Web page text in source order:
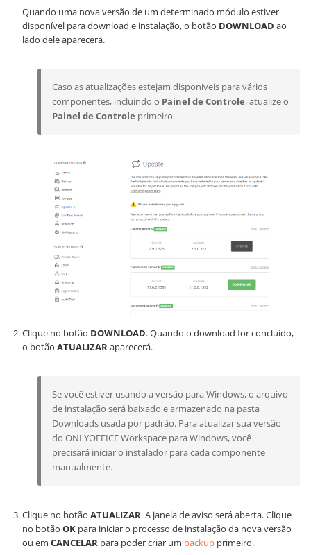
Quando uma nova versão de um determinado módulo estiver
disponível para download e instalação, o botão DOWNLOAD ao
lado dele aparecerá.
Caso as atualizações estejam disponíveis para vários
componentes, incluindo o Painel de Controle, atualize o
Painel de Controle primeiro.
Clique no botão DOWNLOAD. Quando o download for concluído,
o botão ATUALIZARaparecerá.
Se você estiver usando a versão para Windows, o arquivo
de instalação será baixado e armazenado na pasta
Downloads usada por padrão. Para atualizar sua versão
do ONLYOFFICE Workspace para Windows, você
precisará iniciar o instalador para cada componente
manualmente.
Clique no botão ATUALIZAR. A janela de aviso será aberta. Clique
no botão OK para iniciar o processo de instalação da nova versão
ou em CANCELAR para poder criar um backup primeiro.